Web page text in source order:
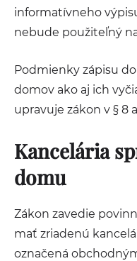
informatívneho
nebude použiteľný
Podmienky zápisu
domov ako aj ich
upravuje zákon v § 8
Kancelária
domu
Zákon zavedie
mať zriadenú
označená